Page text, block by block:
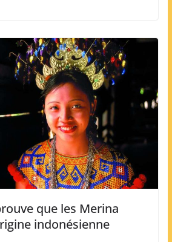
que les Merina
indonésienne